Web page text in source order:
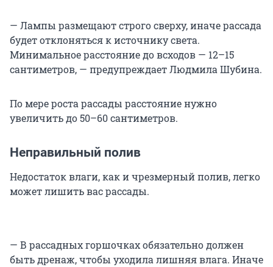
— Лампы размещают строго сверху, иначе рассада
будет отклоняться к источнику света.
Минимальное расстояние до всходов — 12–15
сантиметров, — предупреждает Людмила Шубина.
По мере роста рассады расстояние нужно
увеличить до 50–60 сантиметров.
Неправильный полив
Недостаток влаги, как и чрезмерный полив, легко
может лишить вас рассады.
— В рассадных горшочках обязательно должен
быть дренаж, чтобы уходила лишняя влага. Иначе